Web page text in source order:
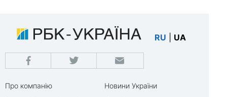
RU UA
Про компанію
Новини України